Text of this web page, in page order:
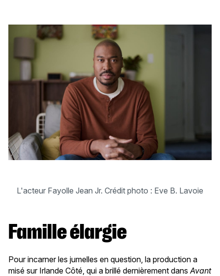
L'acteur Fayolle Jean Jr. Crédit photo : Eve B. Lavoie
Famille élargie
Pour incarner les jumelles en question, la production a
misé sur Irlande Côté, qui a brillé dernièrement dans Avant